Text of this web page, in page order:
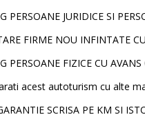
PERSOANE JURIDICE SI
FIRME NOU INFINTATE
PERSOANE FIZICE CU AVANS
acest autoturism cu alte
SCRISA PE KM SI